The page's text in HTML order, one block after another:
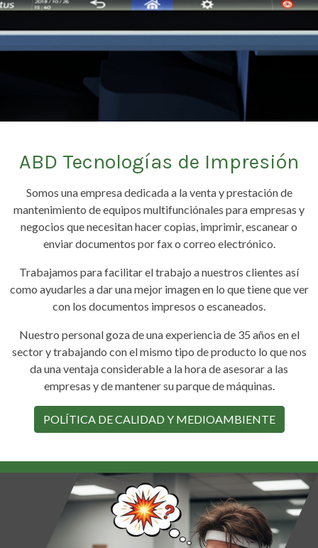
ABD Tecnologías de Impresión
Somos una empresa dedicada a la venta y prestación de
mantenimiento de equipos multifunciónales para empresas y
negocios que necesitan hacer copias, imprimir, escanear o
enviar documentos por fax o correo electrónico.
Trabajamos para facilitar el trabajo a nuestros clientes así
como ayudarles a dar una mejor imagen en lo que tiene que ver
con los documentos impresos o escaneados.
Nuestro personal goza de una experiencia de 35 años en el
sector y trabajando con el mismo tipo de producto lo que nos
da una ventaja considerable a la hora de asesorar a las
empresas y de mantener su parque de máquinas.
POLÍTICA DE CALIDAD Y MEDIOAMBIENTE